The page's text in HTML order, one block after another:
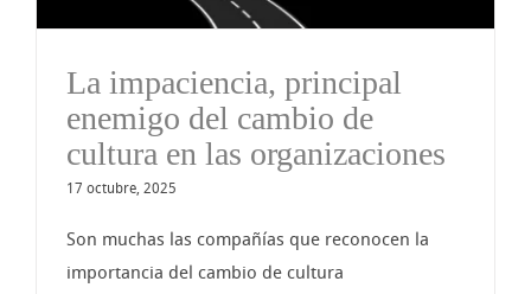
La impaciencia, principal
enemigo del cambio de
cultura en las organizaciones
17 octubre, 2025
Son muchas las compañías que reconocen la
importancia del cambio de cultura